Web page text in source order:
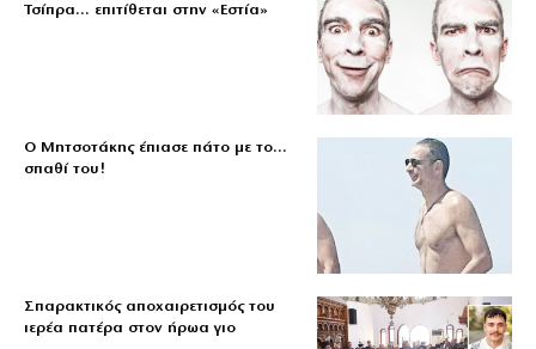
Τσίπρα… επιτίθεται στην «Εστία»
Ο Μητσοτάκης έπιασε πάτο με το…
σπαθί του!
Σπαρακτικός αποχαιρετισμός του
ιερέα πατέρα στον ήρωα γιο